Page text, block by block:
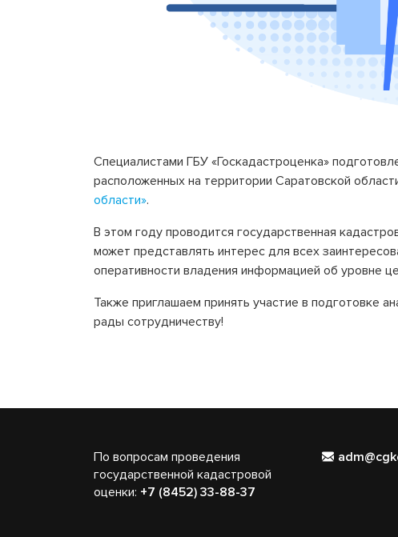
Специалистами ГБУ «Госкадастроценка»
расположенных на территории Саратовской
области».
В этом году проводится государственная
может представлять интерес для всех
оперативности владения информацией об уровне
Также приглашаем принять участие в подготовке
рады сотрудничеству!
По вопросам проведения
государственной кадастровой
оценки: +7 (8452) 33-88-37